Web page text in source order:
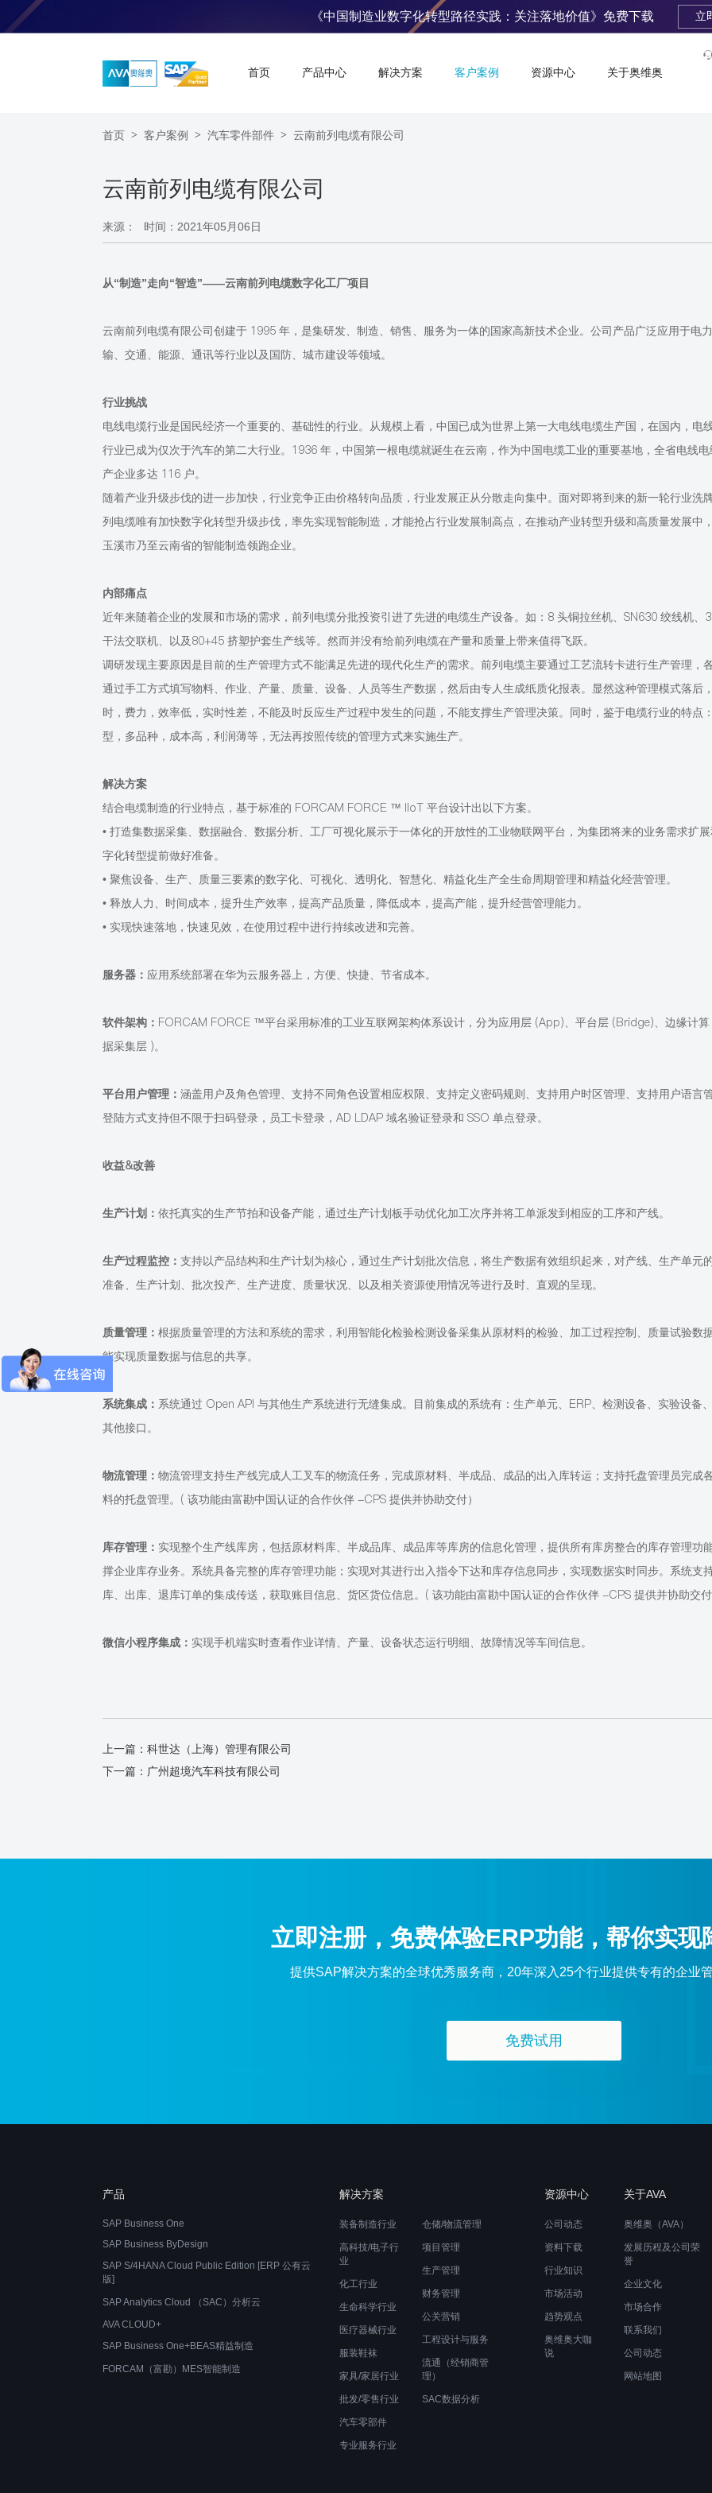
《中国制造业数字化转型路径实践：关注落地价值》免费下载 立
首页 产品中心 解决方案 客户案例 资源中心 关于奥维奥
首页 > 客户案例 > 汽车零件部件 > 云南前列电缆有限公司
云南前列电缆有限公司
来源： 时间：2021年05月06日
从“制造”走向“智造”——云南前列电缆数字化工厂项目
云南前列电缆有限公司创建于 1995 年，是集研发、制造、销售、服务为一体的国家高新技术企业。公司产品广泛应用于电
输、交通、能源、通讯等行业以及国防、城市建设等领域。
行业挑战
电线电缆行业是国民经济一个重要的、基础性的行业。从规模上看，中国已成为世界上第一大电线电缆生产国，在国内，电
行业已成为仅次于汽车的第二大行业。 1936 年，中国第一根电缆就诞生在云南，作为中国电缆工业的重要基地，全省电线
产企业多达 116 户。
随着产业升级步伐的进一步加快，行业竞争正由价格转向品质，行业发展正从分散走向集中。面对即将到来的新一轮行业洗
列电缆唯有加快数字化转型升级步伐，率先实现智能制造，才能抢占行业发展制高点，在推动产业转型升级和高质量发展中
玉溪市乃至云南省的智能制造领跑企业。
内部痛点
近年来随着企业的发展和市场的需求，前列电缆分批投资引进了先进的电缆生产设备。如： 8 头铜拉丝机、SN630 绞线机、
干法交联机、以及80+45 挤塑护套生产线等。然而并没有给前列电缆在产量和质量上带来值得飞跃。
调研发现主要原因是目前的生产管理方式不能满足先进的现代化生产的需求。前列电缆主要通过工艺流转卡进行生产管理，
通过手工方式填写物料、作业、产量、质量、设备、人员等生产数据，然后由专人生成纸质化报表。显然这种管理模式落后
时，费力，效率低，实时性差，不能及时反应生产过程中发生的问题，不能支撑生产管理决策。同时，鉴于电缆行业的特点
型，多品种，成本高，利润薄等，无法再按照传统的管理方式来实施生产。
解决方案
结合电缆制造的行业特点，基于标准的 FORCAM FORCE ™ IIoT 平台设计出以下方案。
• 打造集数据采集、数据融合、数据分析、工厂可视化展示于一体化的开放性的工业物联网平台，为集团将来的业务需求扩
字化转型提前做好准备。
• 聚焦设备、生产、质量三要素的数字化、可视化、透明化、智慧化、精益化生产全生命周期管理和精益化经营管理。
• 释放人力、时间成本，提升生产效率，提高产品质量，降低成本，提高产能，提升经营管理能力。
• 实现快速落地，快速见效，在使用过程中进行持续改进和完善。
服务器：应用系统部署在华为云服务器上，方便、快捷、节省成本。
软件架构： FORCAM FORCE ™平台采用标准的工业互联网架构体系设计，分为应用层 (App)、平台层 (Bridge)、边缘计
据采集层 )。
平台用户管理：涵盖用户及角色管理、支持不同角色设置相应权限、支持定义密码规则、支持用户时区管理、支持用户语言管
登陆方式支持但不限于扫码登录，员工卡登录，AD LDAP 域名验证登录和 SSO 单点登录。
收益&改善
生产计划：依托真实的生产节拍和设备产能，通过生产计划板手动优化加工次序并将工单派发到相应的工序和产线。
生产过程监控：支持以产品结构和生产计划为核心，通过生产计划批次信息，将生产数据有效组织起来，对产线、生产单元
准备、生产计划、批次投产、生产进度、质量状况、以及相关资源使用情况等进行及时、直观的呈现。
质量管理：根据质量管理的方法和系统的需求，利用智能化检验检测设备采集从原材料的检验、加工过程控制、质量试验数
能实现质量数据与信息的共享。
系统集成：系统通过 Open API 与其他生产系统进行无缝集成。目前集成的系统有：生产单元、ERP、检测设备、实验设备
其他接口。
物流管理：物流管理支持生产线完成人工叉车的物流任务，完成原材料、半成品、成品的出入库转运；支持托盘管理员完成
料的托盘管理。 ( 该功能由富勘中国认证的合作伙伴 -CPS 提供并协助交付）
库存管理： 实现整个生产线库房，包括原材料库、半成品库、成品库等库房的信息化管理，提供所有库房整合的库存管理功
撑企业库存业务。系统具备完整的库存管理功能；实现对其进行出入指令下达和库存信息同步，实现数据实时同步。系统支
库、出库、退库订单的集成传送，获取账目信息、货区货位信息。 ( 该功能由富勘中国认证的合作伙伴 -CPS 提供并协助交付
微信小程序集成： 实现手机端实时查看作业详情、产量、设备状态运行明细、故障情况等车间信息。
上一篇：科世达（上海）管理有限公司
下一篇： 广州超境汽车科技有限公司
立即注册，免费体验ERP功能，帮你实现
提供SAP解决方案的全球优秀服务商，20年深入25个行业提供专有的企业
免费试用
产品
SAP Business One
SAP Business ByDesign
SAP S/4HANA Cloud Public Edition [ERP 公有云
版]
SAP Analytics Cloud （SAC）分析云
AVA CLOUD+
SAP Business One+BEAS精益制造
FORCAM（富勘）MES智能制造
解决方案
装备制造行业
高科技/电子行
业
化工行业
生命科学行业
医疗器械行业
服装鞋袜
家具/家居行业
批发/零售行业
汽车零部件
专业服务行业
仓储/物流管理
项目管理
生产管理
财务管理
公关营销
工程设计与服务
流通（经销商管
理）
SAC数据分析
资源中心
公司动态
资料下载
行业知识
市场活动
趋势观点
奥维奥大咖
说
关于AVA
奥维奥（AVA）
发展历程及公司荣
誉
企业文化
市场合作
联系我们
公司动态
网站地图